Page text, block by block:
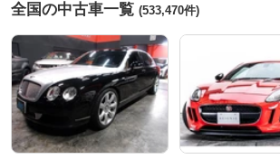
全国の中古車一覧 (533,470件)